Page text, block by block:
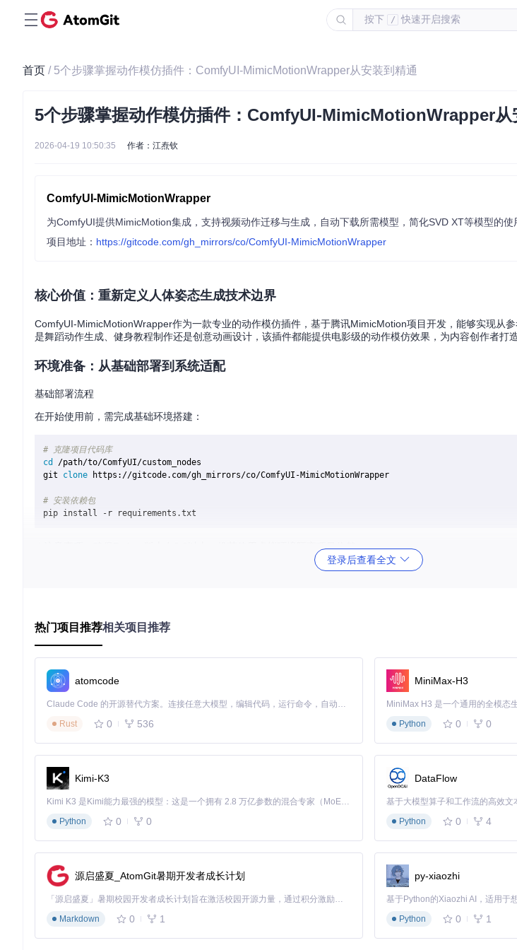
按下 / 快速开启搜索
首页 / 5个步骤掌握动作模仿插件：ComfyUI-MimicMotionWrapper从安装到精通
5个步骤掌握动作模仿插件：ComfyUI-MimicMotionWrapper从
2026-04-19 10:50:35 作者：江焘钦
ComfyUI-MimicMotionWrapper
为ComfyUI提供MimicMotion集成，支持视频动作迁移与生成，自动下载所需模型，简化SVD XT等模型的使
项目地址： https://gitcode.com/gh_mirrors/co/ComfyUI-MimicMotionWrapper
核心价值：重新定义人体姿态生成技术边界
ComfyUI-MimicMotionWrapper作为一款专业的动作模仿插件，基于腾讯MimicMotion项目开发，能够实现从
是舞蹈动作生成、健身教程制作还是创意动画设计，该插件都能提供电影级的动作模仿效果，为内容创作者打
环境准备：从基础部署到系统适配
基础部署流程
在开始使用前，需完成基础环境搭建：
# 克隆项目代码库
cd
/path/to/ComfyUI/custom_nodes
git clone https://gitcode.com/gh_mirrors/co/ComfyUI-MimicMotionWrapper
# 安装依赖包
⚠️注意事项：确保Python版本在3.8以上，推荐使用虚拟环境隔离项目依赖。
Windows便携版用户
# 额外安装系统依赖
sudo
💡经验提示：对于conda环境用户，可使用environment.yaml文件创建专用环境： conda env create -f
核心功能：模块化模型配置与节点应用
MimicMotion系统采用模块化设计，包含必备核心模型和可选扩展组件：
graph TD
    A[开始模型配置] --> B{选择主模型版本}
    B -->|1.0版本| C[下载MimicMotionMergedUnet_1-0-fp16.safetensors]
    B -->|1.1版本| D[下载MimicMotionMergedUnet_1-1-fp16.safetensors]
    C --> E[安装至ComfyUI/models/mimicmotion]
登录后查看全文
热门项目推荐相关项目推荐
atomcode
Claude Code 的开源替代方案。连接任意大模型，编辑代码，运行命令，自动验证 — 全自动执行。用 Rust 构建，极致性能。 ｜ An open-source alternative to Claude Code. Connect any LLM, edit code, run commands, and verify changes — autonomously. Built in Rust for speed. Get Started
Rust
0 536
MiniMax-H3
Python
0 0
Kimi-K3
Kimi K3 是Kimi能力最强的模型：这是一个拥有 2.8 万亿参数的混合专家（MoE）模型，具备原生视觉理解能力，并支持 100 万 token 的上下文窗口。
Python
0 0
DataFlow
基于大模型算子和工作流的高效
Python
0 4
源启盛夏_AtomGit暑期开发者成长计划
「源启盛夏」暑期校园开发者成长计划旨在激活校园开源力量，通过积分激励、认证扶持、资源倾斜等形式，引导高校组织和开发者完成「入驻 — 建项目 — 做贡献 — 获认证 — 得资源」的完整闭环。无论你是想带领社团入驻平台的组织者，还是希望用代码贡献证明自己的开发者，都能在这里找到属于你的成长路径。
Markdown
0 1
py-xiaozhi
Python
0 1